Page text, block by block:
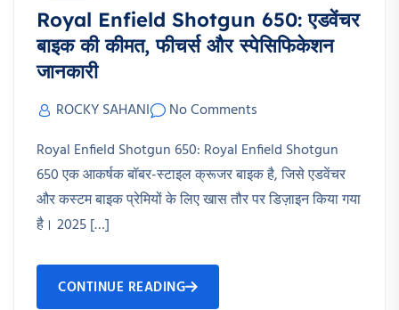
Royal Enfield Shotgun 650: एडवेंचर
बाइक की कीमत, फीचर्स और स्पेसिफिकेशन
जानकारी
ROCKY SAHANI
No Comments
Royal Enfield Shotgun 650: Royal Enfield Shotgun
650 एक आकर्षक बॉबर-स्टाइल क्रूजर बाइक है, जिसे एडवेंचर
और कस्टम बाइक प्रेमियों के लिए खास तौर पर डिज़ाइन किया गया
है। 2025 […]
CONTINUE READING